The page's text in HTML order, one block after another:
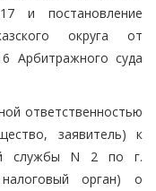
и постановление
округа от
Арбитражного суда
ответственностью
заявитель) к
службы N 2 по г.
орган) о